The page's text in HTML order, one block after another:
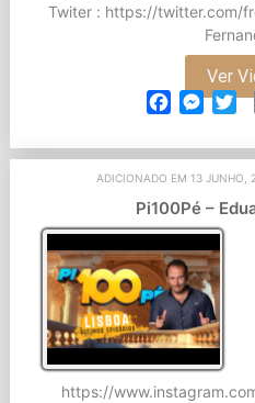
Twiter : https://twitter.com/
Ver
Facebook
ADICIONADO EM 13 JUNHO,
Pi100Pé –
https://